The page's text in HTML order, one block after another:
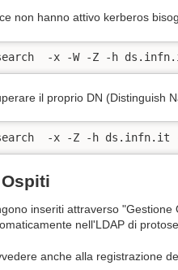
non hanno attivo kerberos
-x -W -Z -h ds.infn.it
il proprio DN (Distinguish
-x -Z -h ds.infn.it -b
inseriti attraverso "Gestione
nell'LDAP di
anche alla registrazione